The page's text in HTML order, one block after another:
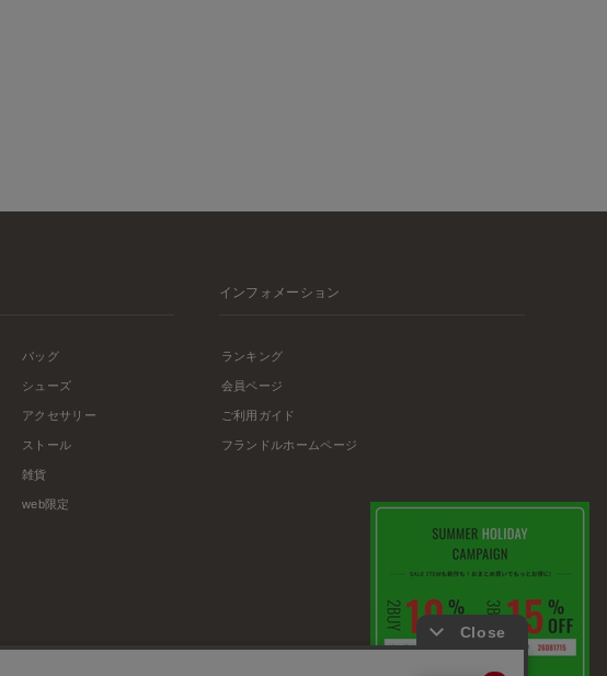
バッグ
シューズ
アクセサリー
ストール
雑貨
web限定
インフォメーション
ランキング
会員ページ
ご利用ガイド
フランドルホームページ